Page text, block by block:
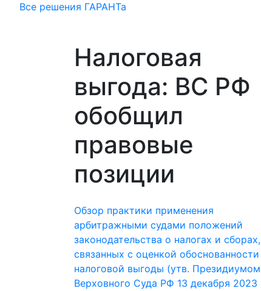
Все решения ГАРАНТа
Налоговая
выгода: ВС РФ
обобщил
правовые
позиции
Обзор практики применения
арбитражными судами положений
законодательства о налогах и сборах,
связанных с оценкой обоснованности
налоговой выгоды (утв. Президиумом
Верховного Суда РФ 13 декабря 2023